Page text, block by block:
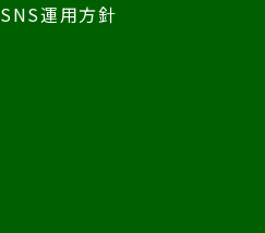
SNS運用方針